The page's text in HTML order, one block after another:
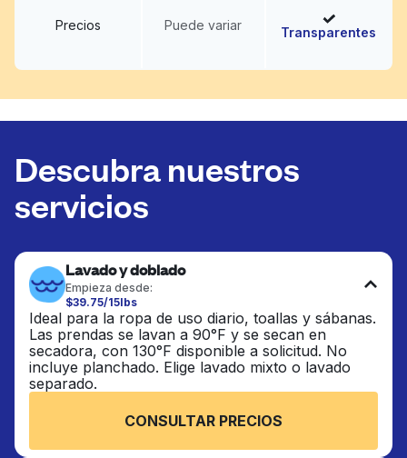
Precios Puede variar Transparentes
Descubra nuestros
servicios
Lavado y doblado
Empieza desde:
$39.75/15lbs
Ideal para la ropa de uso diario, toallas y sábanas.
Las prendas se lavan a 90°F y se secan en
secadora, con 130°F disponible a solicitud. No
incluye planchado. Elige lavado mixto o lavado
separado.
CONSULTAR PRECIOS